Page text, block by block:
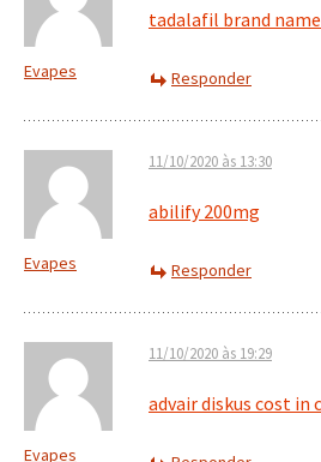
Evapes
tadalafil brand
Responder
Evapes
11/10/2020 às 13:30
abilify 200mg
Responder
Evapes
11/10/2020 às 19:29
advair diskus cost in